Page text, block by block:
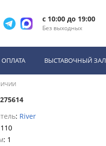
c 10:00 до 19:00
Без выходных
ОПЛАТА ВЫСТАВОЧНЫЙ ЗАЛ
: River
: 1